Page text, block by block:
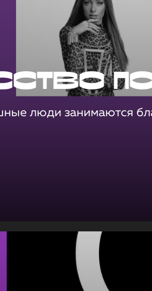
люди занимаются